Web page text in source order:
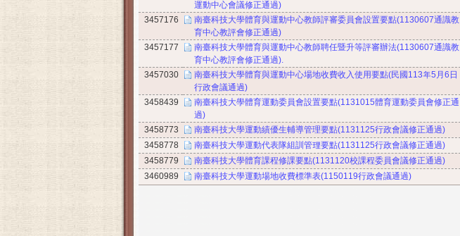
運動中心會議修正通過)
3457176
南臺科技大學體育與運動中心教師評審委員會設置要點(1130607通識教
育中心教評會修正通過)
3457177
南臺科技大學體育與運動中心教師聘任暨升等評審辦法(1130607通識教
育中心教評會修正通過).
3457030
南臺科技大學體育與運動中心場地收費收入使用要點(民國113年5月6日
行政會議通過)
3458439
南臺科技大學體育運動委員會設置要點(1131015體育運動委員會修正通
過)
3458773 南臺科技大學運動績優生輔導管理要點(1131125行政會議修正通過)
3458778 南臺科技大學運動代表隊組訓管理要點(1131125行政會議修正通過)
3458779 南臺科技大學體育課程修課要點(1131120校課程委員會議修正通過)
3460989 南臺科技大學運動場地收費標準表(1150119行政會議通過)